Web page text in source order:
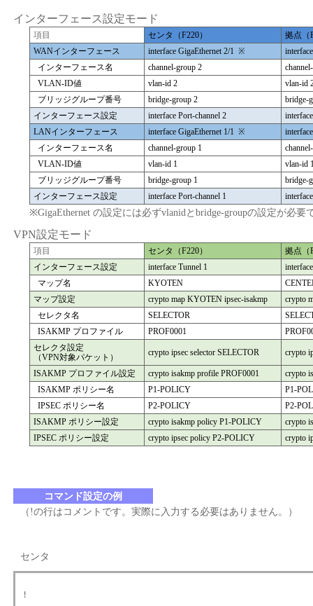
インターフェース設定モード
項目 センタ（F220）
拠点（
WANインターフェース
interface GigaEthernet 2/1 ※
インターフェース名
channel-group 2
VLAN-ID値
vlan-id 2
vlan-id
ブリッジグループ番号
bridge-group 2
bridge-
インターフェース設定
interface Port-channel 2
LANインターフェース
interface GigaEthernet 1/1 ※
インターフェース名
channel-group 1
VLAN-ID値
vlan-id 1
vlan-id
ブリッジグループ番号
bridge-group 1
bridge-
インターフェース設定
interface Port-channel 1
※GigaEthernet の設定には必ずvlanidとbridge-groupの設定が必要
VPN設定モード
項目 センタ（F220）
拠点（
インターフェース設定
interface Tunnel 1
マップ名
KYOTEN
マップ設定
crypto map KYOTEN ipsec-isakmp
crypto
セレクタ名
SELECTOR
ISAKMP プロファイル
PROF0001
セレクタ設定
（VPN対象パケット）
crypto ipsec selector SELECTOR crypto
ISAKMP プロファイル設定 crypto isakmp profile PROF0001
crypto
ISAKMP ポリシー名
P1-POLICY
P1-
IPSEC ポリシー名
P2-POLICY
P2-
ISAKMP ポリシー設定
crypto isakmp policy P1-POLICY
crypto
IPSEC ポリシー設定
crypto ipsec policy P2-POLICY crypto
コマンド設定の例
（!の行はコメントです。実際に入力する必要はありません。）
センタ
!